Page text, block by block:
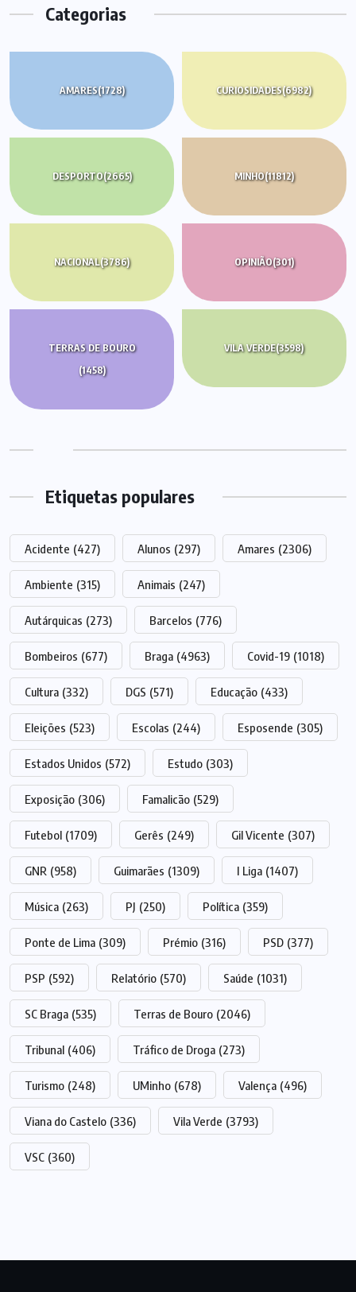
Categorias
AMARES(1728) CURIOSIDADES(6982)
DESPORTO(2665) MINHO(11812)
NACIONAL(3786) OPINIÃO(301)
TERRAS DE BOURO
(1458)
VILA VERDE(3598)
Etiquetas populares
Acidente (427) Alunos (297) Amares (2306)
Ambiente (315) Animais (247)
Autárquicas (273) Barcelos (776)
Bombeiros (677) Braga (4963) Covid-19 (1018)
Cultura (332) DGS (571) Educação (433)
Eleições (523) Escolas (244) Esposende (305)
Estados Unidos (572) Estudo (303)
Exposição (306) Famalicão (529)
Futebol (1709) Gerês (249) Gil Vicente (307)
GNR (958) Guimarães (1309) I Liga (1407)
Música (263) PJ (250) Política (359)
Ponte de Lima (309) Prémio (316) PSD (377)
PSP (592) Relatório (570) Saúde (1031)
SC Braga (535) Terras de Bouro (2046)
Tribunal (406) Tráfico de Droga (273)
Turismo (248) UMinho (678) Valença (496)
Viana do Castelo (336) Vila Verde (3793)
VSC (360)